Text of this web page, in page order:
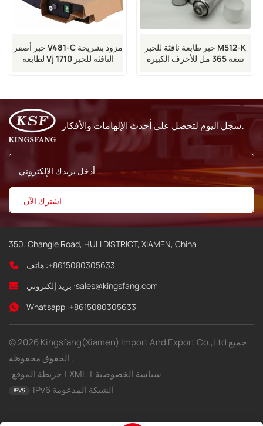
حبر أصفر V481-C مزود بشريحة
لطابعة Vj 1710 النافثة للحبر
حبر طابعة نافثة للحبر M512-K
سعة 365 مل للأحرف الكبيرة
سجل اليوم لتحصل على أحدث الإلهامات والأفكار.
350. Changle Road, HULI DISTRICT, XIAMEN, China
هاتف :+8615080305633
بريد إلكتروني :sales@kingsfang.com
Whatsapp :+8615080305633
© 2026 Kingsfang(Xiamen) Import And Export Co.,Ltd جميع
الحقوق محفوظة .
خريطة الموقع | XML | سياسة الخصوصية
IPv6 الشبكة المدعومة